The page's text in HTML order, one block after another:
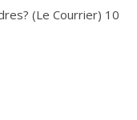
(Le Courrier) 10